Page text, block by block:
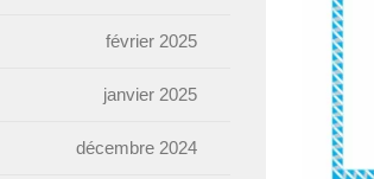
février 2025
janvier 2025
décembre 2024